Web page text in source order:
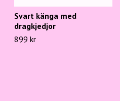
Svart känga med
dragkjedjor
899 kr